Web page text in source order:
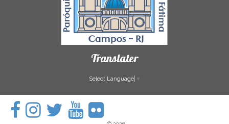
Translater
Select Language ▼